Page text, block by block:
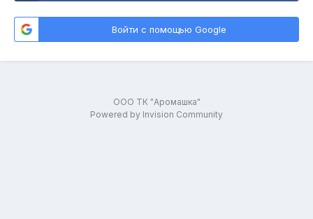
Войти с помощью Google
ООО ТК "Аромашка"
Powered by Invision Community